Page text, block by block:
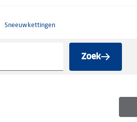
Sneeuwkettingen
Zoek